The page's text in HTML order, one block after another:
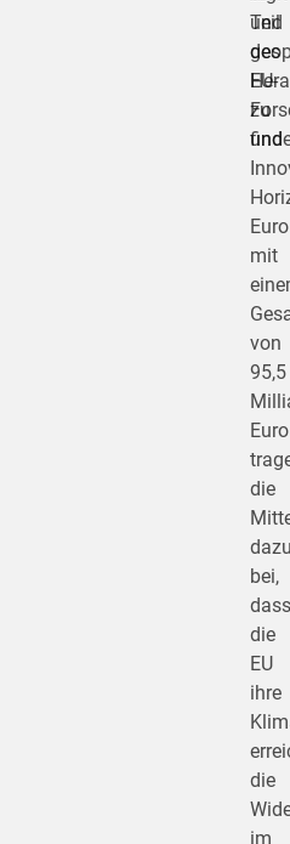
und
zu
Teil
des
EU-
und
mit
von
95,5
Euro
die
bei,
dass
die
EU
ihre
die
im